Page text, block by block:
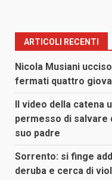
ARTICOLI RECENTI
Nicola Musiani
fermati quattro
Il video della catena
permesso di salvare
suo padre
Sorrento: si finge
deruba e cerca di